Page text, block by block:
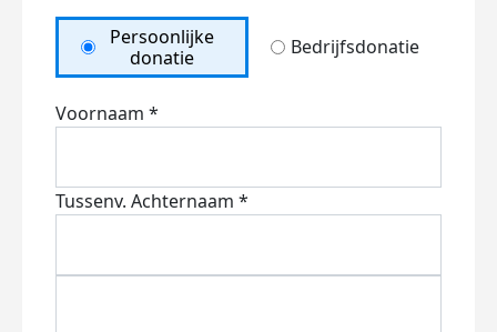
Persoonlijke
donatie
Bedrijfsdonatie
Voornaam *
Tussenv. Achternaam *